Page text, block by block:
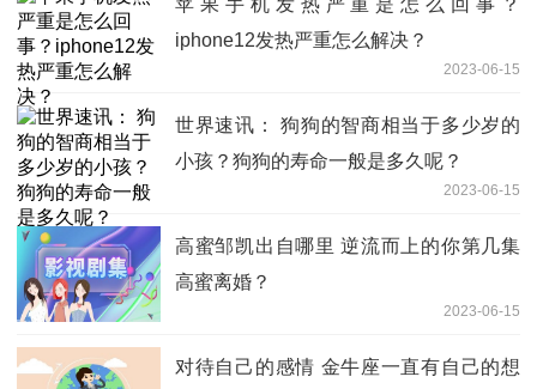
iphone12发热严重怎么解决？
2023-06-15
世界速讯： 狗狗的智商相当于多少岁的
小孩？狗狗的寿命一般是多久呢？
2023-06-15
高蜜邹凯出自哪里 逆流而上的你第几集
高蜜离婚？
2023-06-15
对待自己的感情 金牛座一直有自己的想